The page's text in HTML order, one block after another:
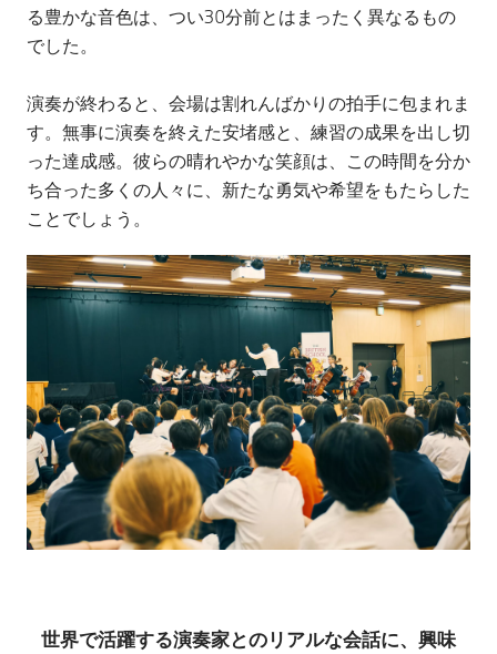
る豊かな音色は、つい30分前とはまったく異なるもの
でした。
演奏が終わると、会場は割れんばかりの拍手に包まれま
す。無事に演奏を終えた安堵感と、練習の成果を出し切
った達成感。彼らの晴れやかな笑顔は、この時間を分か
ち合った多くの人々に、新たな勇気や希望をもたらした
ことでしょう。
世界で活躍する演奏家とのリアルな会話に、興味